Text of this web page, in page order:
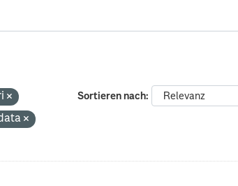
Sortieren nach